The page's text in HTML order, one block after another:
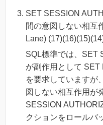
SET SESSION
間の意図しない相互
Lane)
SQL標準では、SET
が副作用として SET
を要求していますが
図しない相互作用が
SESSION
クションをロールバ